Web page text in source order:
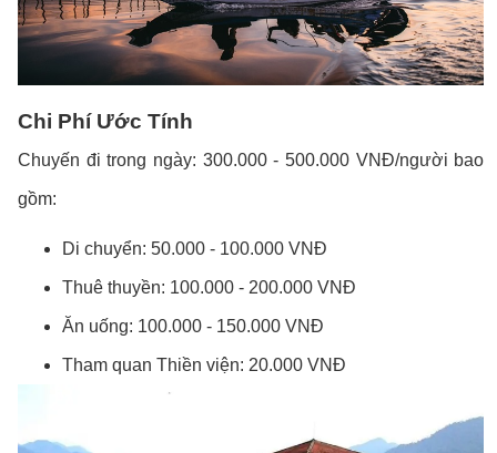
Chi Phí Ước Tính
Chuyến đi trong ngày: 300.000 - 500.000 VNĐ/người bao
gồm:
Di chuyển: 50.000 - 100.000 VNĐ
Thuê thuyền: 100.000 - 200.000 VNĐ
Ăn uống: 100.000 - 150.000 VNĐ
Tham quan Thiền viện: 20.000 VNĐ